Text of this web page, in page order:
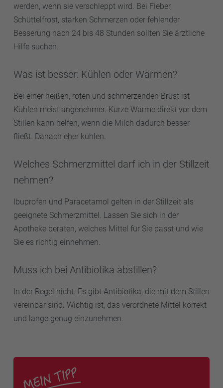
werden, wenn sie verschleppt wird. Bei Fieber,
Schüttelfrost, starken Schmerzen oder fehlender
Besserung nach 24 bis 48 Stunden sollten Sie ärztliche
Hilfe suchen.
Was ist besser: Kühlen oder Wärmen?
Bei einer heißen, roten und schmerzenden Brust ist
Kühlen meist angenehmer. Kurze Wärme direkt vor dem
Stillen kann helfen, wenn die Milch dadurch besser
fließt. Danach eher kühlen.
Welches Schmerzmittel darf ich in der Stillzeit
nehmen?
Ibuprofen und Paracetamol gelten in der Stillzeit als
geeignete Schmerzmittel. Lassen Sie sich in der
Apotheke beraten, welches Mittel für Sie passt und wie
Sie es richtig einnehmen.
Muss ich bei Antibiotika abstillen?
In der Regel nicht. Es gibt Antibiotika, die mit dem Stillen
vereinbar sind. Wichtig ist, das verordnete Mittel korrekt
und lange genug einzunehmen.